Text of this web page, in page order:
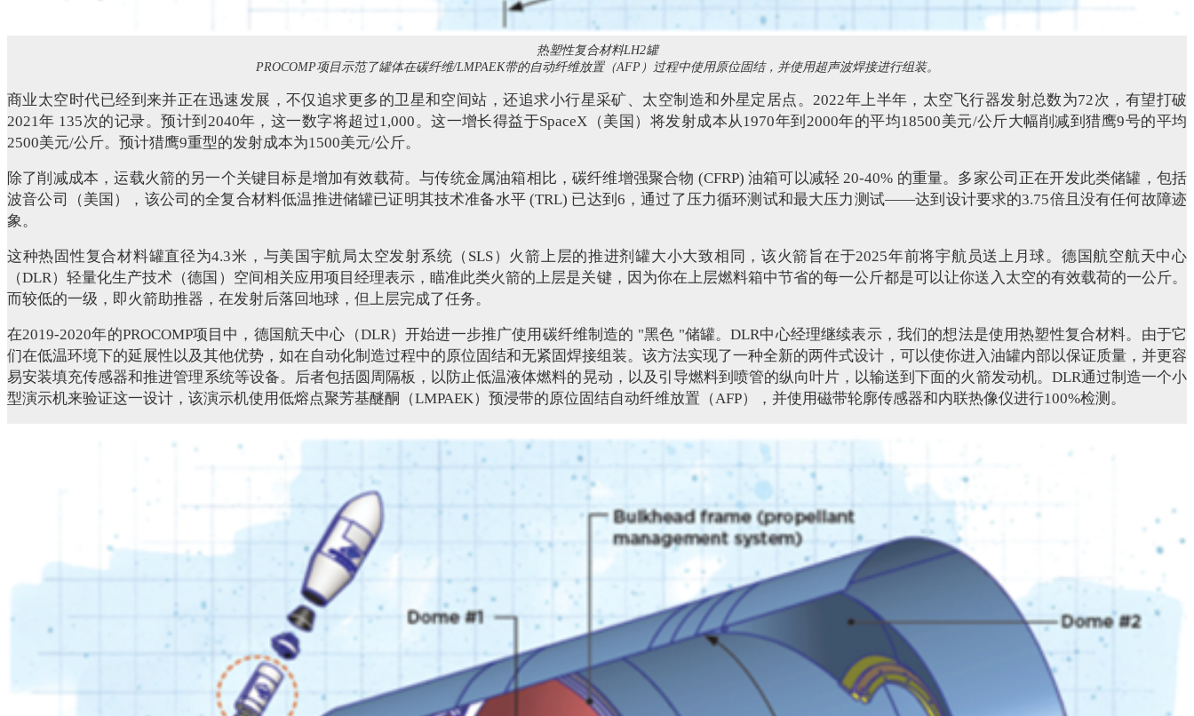
热塑性复合材料LH2罐
PROCOMP项目示范了罐体在碳纤维/LMPAEK带的自动纤维放置（AFP）过程中使用原位固结，并使用超声波焊接进行组装。
商业太空时代已经到来并正在迅速发展，不仅追求更多的卫星和空间站，还追求小行星采矿、太空制造和外星定居点。2022年上半年，太空飞行器发射总数为72次，有望打破
2021年 135次的记录。预计到2040年，这一数字将超过1,000。这一增长得益于SpaceX（美国）将发射成本从1970年到2000年的平均18500美元/公斤大幅削减到猎鹰9号的平均
2500美元/公斤。预计猎鹰9重型的发射成本为1500美元/公斤。
除了削减成本，运载火箭的另一个关键目标是增加有效载荷。与传统金属油箱相比，碳纤维增强聚合物 (CFRP) 油箱可以减轻 20-40% 的重量。多家公司正在开发此类储罐，包括
波音公司（美国），该公司的全复合材料低温推进储罐已证明其技术准备水平 (TRL) 已达到6，通过了压力循环测试和最大压力测试——达到设计要求的3.75倍且没有任何故障迹
象。
这种热固性复合材料罐直径为4.3米，与美国宇航局太空发射系统（SLS）火箭上层的推进剂罐大小大致相同，该火箭旨在于2025年前将宇航员送上月球。德国航空航天中心
（DLR）轻量化生产技术（德国）空间相关应用项目经理表示，瞄准此类火箭的上层是关键，因为你在上层燃料箱中节省的每一公斤都是可以让你送入太空的有效载荷的一公斤。
而较低的一级，即火箭助推器，在发射后落回地球，但上层完成了任务。
在2019-2020年的PROCOMP项目中，德国航天中心（DLR）开始进一步推广使用碳纤维制造的 "黑色 "储罐。DLR中心经理继续表示，我们的想法是使用热塑性复合材料。由于它
们在低温环境下的延展性以及其他优势，如在自动化制造过程中的原位固结和无紧固焊接组装。该方法实现了一种全新的两件式设计，可以使你进入油罐内部以保证质量，并更容
易安装填充传感器和推进管理系统等设备。后者包括圆周隔板，以防止低温液体燃料的晃动，以及引导燃料到喷管的纵向叶片，以输送到下面的火箭发动机。DLR通过制造一个小
型演示机来验证这一设计，该演示机使用低熔点聚芳基醚酮（LMPAEK）预浸带的原位固结自动纤维放置（AFP），并使用磁带轮廓传感器和内联热像仪进行100%检测。